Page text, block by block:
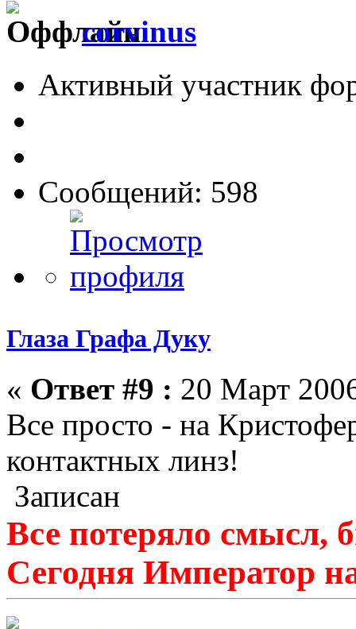
corvinus
Активный участник
Сообщений: 598
Глаза Графа Дуку
« Ответ #9 : 20 Март
Все просто - на
контактных линз!
Записан
Все потеряло смысл,
Сегодня Император